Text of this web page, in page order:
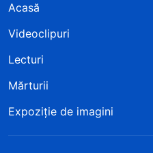
Acasă
Videoclipuri
Lecturi
Mărturii
Expoziție de imagini